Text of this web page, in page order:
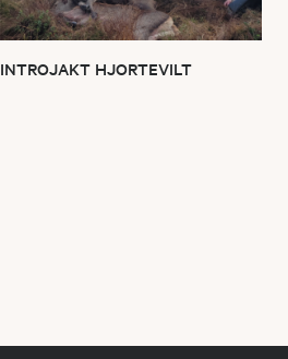
INTROJAKT HJORTEVILT